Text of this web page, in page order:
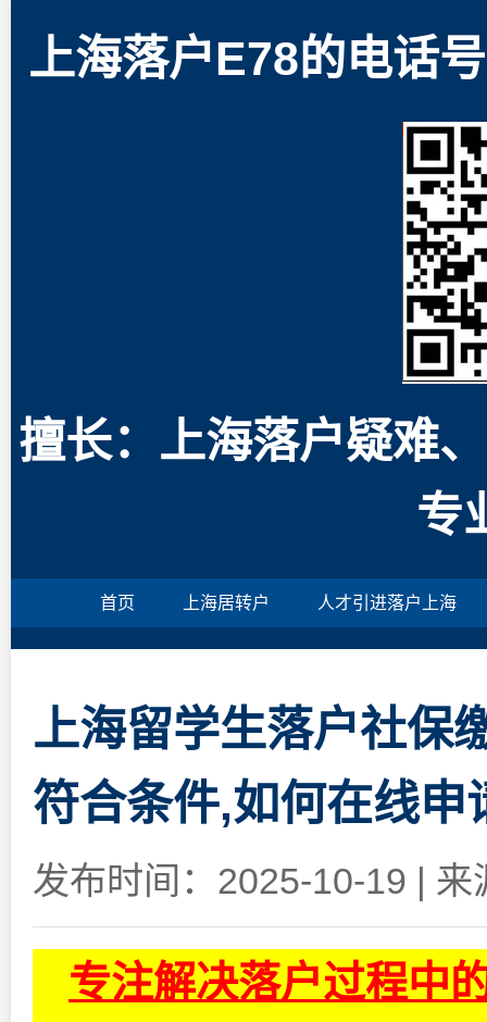
上海落户E78的电话
擅长：上海落户疑难
专
首页 上海居转户 人才引进落户上海
上海留学生落户社保
符合条件,如何在线申
发布时间：2025-10-19 | 来
专注解决落户过程中